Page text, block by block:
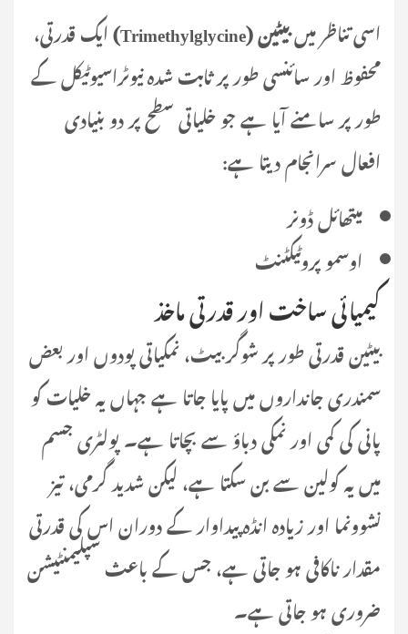
اسی تناظر میںبیٹین (Trimethylglycine)
ایک قدرتی،
محفوظ اور سائنسی طور پر ثابت شدہ نیوٹراسیوٹیکل کے
طور پر سامنے آیا ہے جو خلیاتی سطح پر دو بنیادی
افعال سرانجام دیتا ہے:
میتھائل ڈونر
اوسمو پروٹیکٹنٹ
کیمیائی ساخت اور قدرتی ماخذ
بیٹین قدرتی طور پر شوگر بیٹ، نمکیاتی پودوں اور بعض
سمندری جانداروں میں پایا جاتا ہے جہاں یہ خلیات کو
پانی کی کمی اور نمکی دباؤ سے بچاتا ہے۔ پولٹری جسم
میں یہ کولین سے بن سکتا ہے، لیکن شدید گرمی، تیز
نشوونما اور زیادہ انڈہ پیداوار کے دوران اس کی قدرتی
مقدار ناکافی ہو جاتی ہے، جس کے باعث سپلیمنٹیشن
ضروری ہو جاتی ہے۔